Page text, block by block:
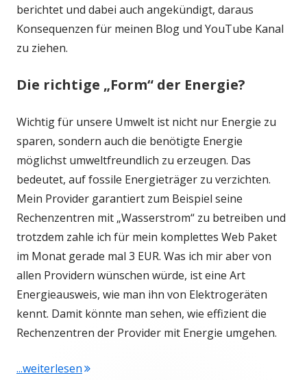
berichtet und dabei auch angekündigt, daraus
Konsequenzen für meinen Blog und YouTube Kanal
zu ziehen.
Die richtige „Form“ der Energie?
Wichtig für unsere Umwelt ist nicht nur Energie zu
sparen, sondern auch die benötigte Energie
möglichst umweltfreundlich zu erzeugen. Das
bedeutet, auf fossile Energieträger zu verzichten.
Mein Provider garantiert zum Beispiel seine
Rechenzentren mit „Wasserstrom“ zu betreiben und
trotzdem zahle ich für mein komplettes Web Paket
im Monat gerade mal 3 EUR. Was ich mir aber von
allen Providern wünschen würde, ist eine Art
Energieausweis, wie man ihn von Elektrogeräten
kennt. Damit könnte man sehen, wie effizient die
Rechenzentren der Provider mit Energie umgehen.
...weiterlesen"Strom sparen auf meinem Blog und